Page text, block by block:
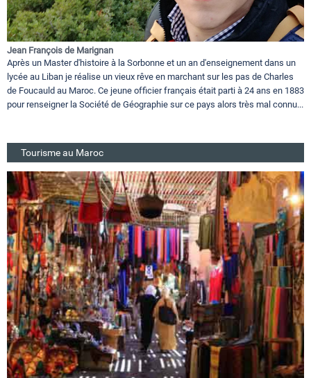
Jean François de Marignan
Après un Master d'histoire à la Sorbonne et un an d'enseignement dans un
lycée au Liban je réalise un vieux rêve en marchant sur les pas de Charles
de Foucauld au Maroc. Ce jeune officier français était parti à 24 ans en 1883
pour renseigner la Société de Géographie sur ce pays alors très mal connu...
Tourisme au Maroc